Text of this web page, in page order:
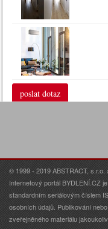
poslat dotaz
© 1999 - 2019 ABSTRACT,
Internetový portál BYDLENÍ.CZ
standardním seriálovým číslem
osobních údajů. Publikování
zveřejněného materiálu